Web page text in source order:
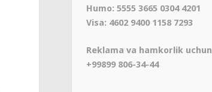
Humo: 5555 3665 0304 4201
Visa: 4602 9400 1158 7293
Reklama va hamkorlik uchun
+99899 806-34-44